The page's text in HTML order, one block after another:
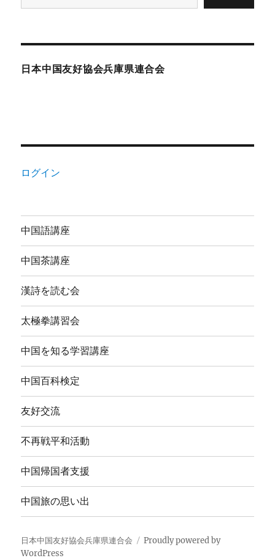
日本中国友好協会兵庫県連合会
ログイン
中国語講座
中国茶講座
漢詩を読む会
太極拳講習会
中国を知る学習講座
中国百科検定
友好交流
不再戦平和活動
中国帰国者支援
中国旅の思い出
日本中国友好協会兵庫県連合会
Proudly powered by
WordPress